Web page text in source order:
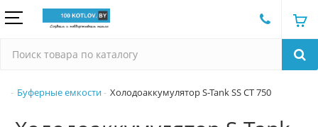
Буферные емкости Холодоаккумулятор S-Tank SS CT 750